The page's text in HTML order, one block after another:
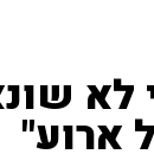
לא
ארוע"